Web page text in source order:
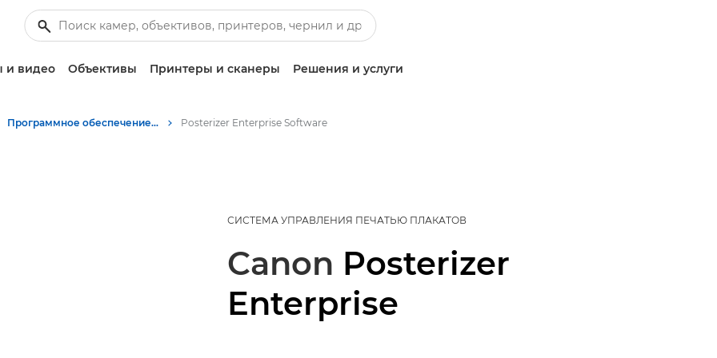
и видео Объективы Принтеры и сканеры Решения и услуги
Программное обеспечение для бизнеса Posterizer Enterprise Software
СИСТЕМА УПРАВЛЕНИЯ ПЕЧАТЬЮ ПЛАКАТОВ
Canon Posterizer
Enterprise